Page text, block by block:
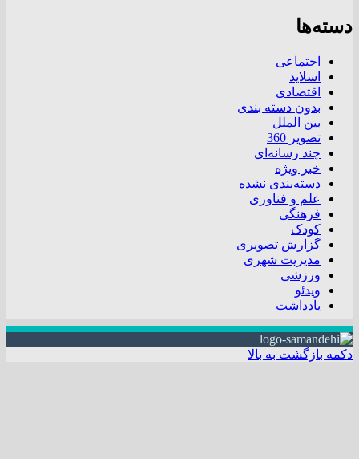
دسته‌ها
اجتماعی
اسلاید
اقتصادی
بدون دسته بندی
بین الملل
تصویر 360
چند رسانه‌ای
خبر ویژه
دسته‌بندی نشده
علم و فناوری
فرهنگی
کودک
گزارش تصویری
مدیریت شهری
ورزشی
ویدئو
یادداشت
دکمه بازگشت به بالا